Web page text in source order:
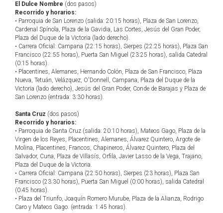
El Dulce Nombre (dos pasos)
Recorrido y horarios:
• Parroquia de San Lorenzo (salida: 20:15 horas), Plaza de San Lorenzo,
Cardenal Spínola, Plaza de la Gavidia, Las Cortes, Jesús del Gran Poder,
Plaza del Duque de la Victoria (lado derecho).
• Carrera Oficial: Campana (22:15 horas), Sierpes (22:25 horas), Plaza San
Francisco (22:55 horas), Puerta San Miguel (23:25 horas), salida Catedral
(0:15 horas).
• Placentines, Alemanes, Hernando Colón, Plaza de San Francisco, Plaza
Nueva, Tetuán, Velázquez, O'Donnell, Campana, Plaza del Duque de la
Victoria (lado derecho), Jesús del Gran Poder, Conde de Barajas y Plaza de
San Lorenzo (entrada: 3:30 horas).
Santa Cruz (dos pasos)
Recorrido y horarios:
• Parroquia de Santa Cruz (salida: 20:10 horas), Mateos Gago, Plaza de la
Virgen de los Reyes, Placentines, Alemanes, Álvarez Quintero, Argote de
Molina, Placentines, Francos, Chapineros, Álvarez Quintero, Plaza del
Salvador, Cuna, Plaza de Villasís, Orfila, Javier Lasso de la Vega, Trajano,
Plaza del Duque de la Victoria.
• Carrera Oficial: Campana (22:50 horas), Sierpes (23 horas), Plaza San
Francisco (23:30 horas), Puerta San Miguel (0:00 horas), salida Catedral
(0:45 horas).
• Plaza del Triunfo, Joaquín Romero Murube, Plaza de la Alianza, Rodrigo
Caro y Mateos Gago. (entrada: 1:45 horas).